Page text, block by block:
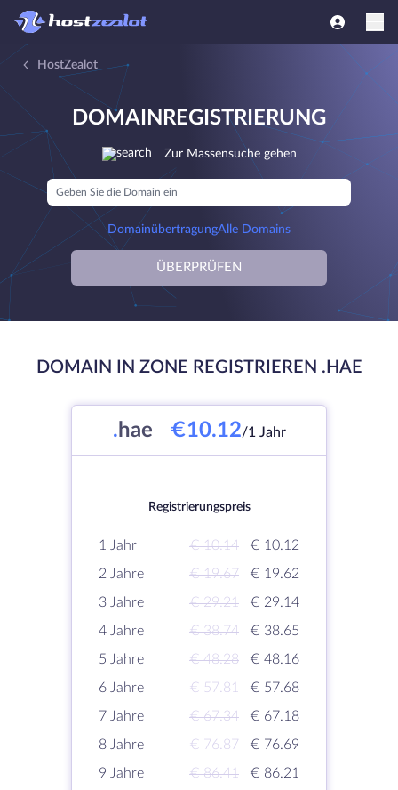
HostZealot
DOMAINREGISTRIERUNG
Zur Massensuche gehen
DomainübertragungAlle Domains
ÜBERPRÜFEN
DOMAIN IN ZONE REGISTRIEREN .HAE
. hae €10.12/1 Jahr
Registrierungspreis
1 Jahr € 10.14
€ 10.12
2 Jahre
€ 19.67
€ 19.62
3 Jahre
€ 29.21
€ 29.14
4 Jahre
€ 38.74
€ 38.65
5 Jahre
€ 48.28
€ 48.16
6 Jahre
€ 57.81
€ 57.68
7 Jahre
€ 67.34
€ 67.18
8 Jahre
€ 76.87
€ 76.69
9 Jahre
€ 86.41
€ 86.21